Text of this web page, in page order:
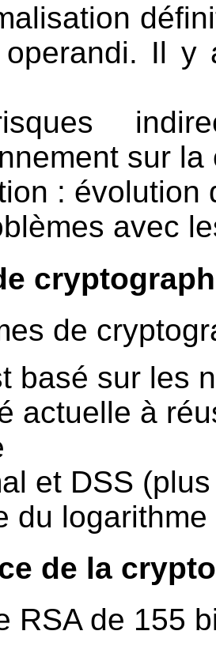
operandi. Il y
sur
: évolution
avec
de
basé sur les
actuelle à
et DSS
du
de la
RSA de 155